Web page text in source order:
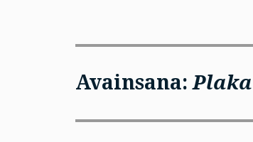
Avainsana:Plaka